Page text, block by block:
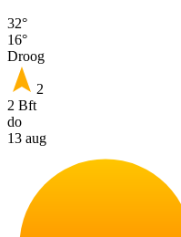
32°
16°
Droog
2
2 Bft
do
13 aug